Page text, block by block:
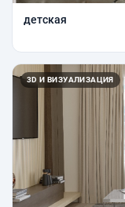
детская
3D И ВИЗУАЛИЗАЦИЯ